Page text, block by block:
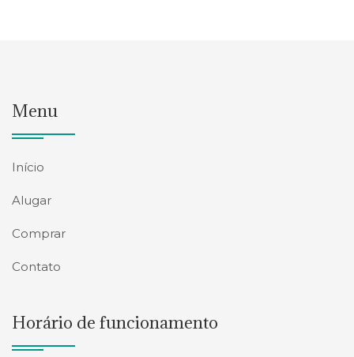
Menu
Início
Alugar
Comprar
Contato
Horário de funcionamento